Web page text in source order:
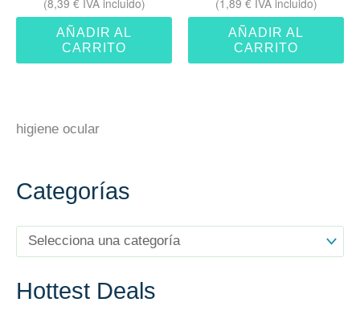
Categorías
Hottest Deals
AÑADIR AL
CARRITO
AÑADIR AL
CARRITO
higiene ocular